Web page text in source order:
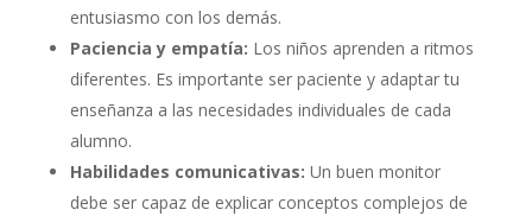
entusiasmo con los demás.
Paciencia y empatía: Los niños aprenden a ritmos
diferentes. Es importante ser paciente y adaptar tu
enseñanza a las necesidades individuales de cada
alumno.
Habilidades comunicativas: Un buen monitor
debe ser capaz de explicar conceptos complejos de